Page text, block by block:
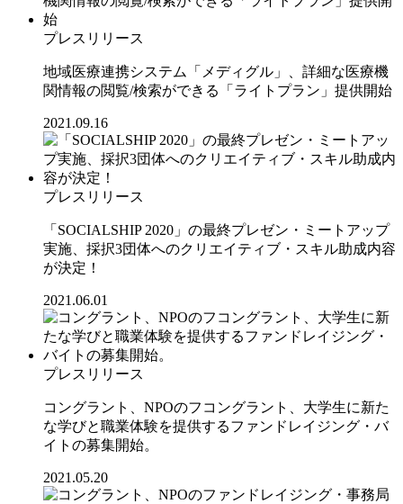
プレスリリース
地域医療連携システム「メディグル」、詳細な医療機
関情報の閲覧/検索ができる「ライトプラン」提供開始
2021.09.16
プレスリリース
「SOCIALSHIP 2020」の最終プレゼン・ミートアップ
実施、採択3団体へのクリエイティブ・スキル助成内容
が決定！
2021.06.01
プレスリリース
コングラント、NPOのフコングラント、大学生に新た
な学びと職業体験を提供するファンドレイジング・バ
イトの募集開始。
2021.05.20